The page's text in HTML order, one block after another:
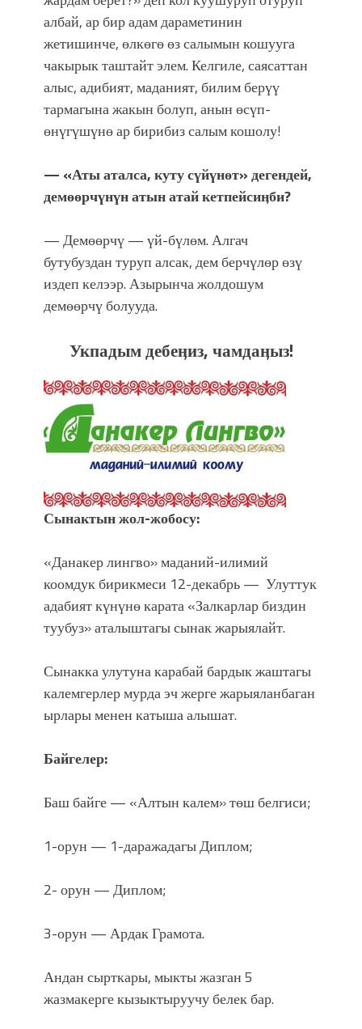
албай, ар бир адам дараметинин
жетишинче, өлкөгө өз салымын кошууга
чакырык таштайт элем. Келгиле, саясаттан
алыс, адибият, маданият, билим берүү
тармагына жакын болуп, анын өсүп-
өнүгүшүнө ар бирибиз салым кошолу!
— «Аты аталса, куту сүйүнөт» дегендей,
демөөрчүнүн атын атай кетпейсиӊби?
— Демөөрчү — үй-бүлөм. Алгач
бутубуздан туруп алсак, дем берчүлөр өзү
издеп келээр. Азырынча жолдошум
демөөрчү болууда.
Укпадым дебеӊиз, чамдаӊыз!
Сынактын жол-жобосу:
«Данакер лингво» маданий-илимий
коомдук бирикмеси 12-декабрь — Улуттук
адабият күнүнө карата «Залкарлар биздин
туубуз» аталыштагы сынак жарыялайт.
Сынакка улутуна карабай бардык жаштагы
калемгерлер мурда эч жерге жарыяланбаган
ырлары менен катыша алышат.
Байгелер:
Баш байге — «Алтын калем» төш белгиси;
1-орун — 1-даражадагы Диплом;
2- орун — Диплом;
3-орун — Ардак Грамота.
Андан сырткары, мыкты жазган 5
жазмакерге кызыктыруучу белек бар.